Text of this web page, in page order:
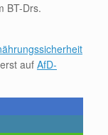
BT-Drs.
auf AfD-